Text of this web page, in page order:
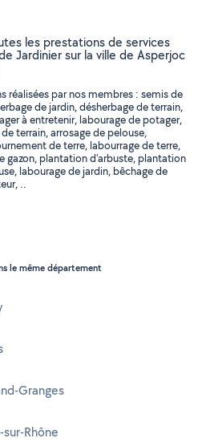
les prestations de services
Jardinier sur la ville de Asperjoc
réalisées par nos membres : semis de
de jardin, désherbage de terrain,
à entretenir, labourage de potager,
terrain, arrosage de pelouse,
de terre, labourrage de terre,
gazon, plantation d'arbuste, plantation
labourage de jardin, bêchage de
..
le même département
Granges
Rhône